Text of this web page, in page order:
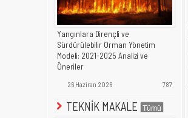
Yangınlara Dirençli ve
Sürdürülebilir Orman Yönetim
Modeli: 2021-2025 Analizi ve
Öneriler
26 Haziran 2026 787
TEKNİK MAKALE